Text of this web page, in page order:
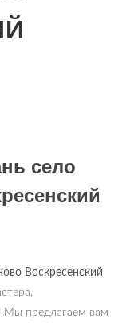
село
Воскресенский
Мы предлагаем вам